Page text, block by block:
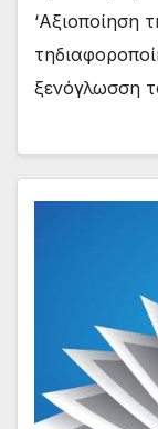
‘Αξιοποίηση
ξενόγλωσση